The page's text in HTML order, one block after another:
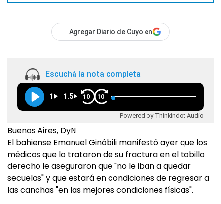
Agregar Diario de Cuyo en
Escuchá la nota completa
1 1.5 10 10
Powered by Thinkindot Audio
Buenos Aires, DyN
El bahiense Emanuel Ginóbili manifestó ayer que los
médicos que lo trataron de su fractura en el tobillo
derecho le aseguraron que "no le iban a quedar
secuelas" y que estará en condiciones de regresar a
las canchas "en las mejores condiciones físicas".